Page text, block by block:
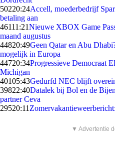
50220:24Accell, moederbedrijf
betaling aan
46111:21Nieuwe XBOX Game
maand augustus
44820:49Geen Qatar en Abu
mogelijk in Europa
44720:34Progressieve Democraat
Michigan
40105:43Gedurfd NEC blijft
39822:40Datalek bij Bol en de
partner Ceva
29520:11
▼ Advertentie